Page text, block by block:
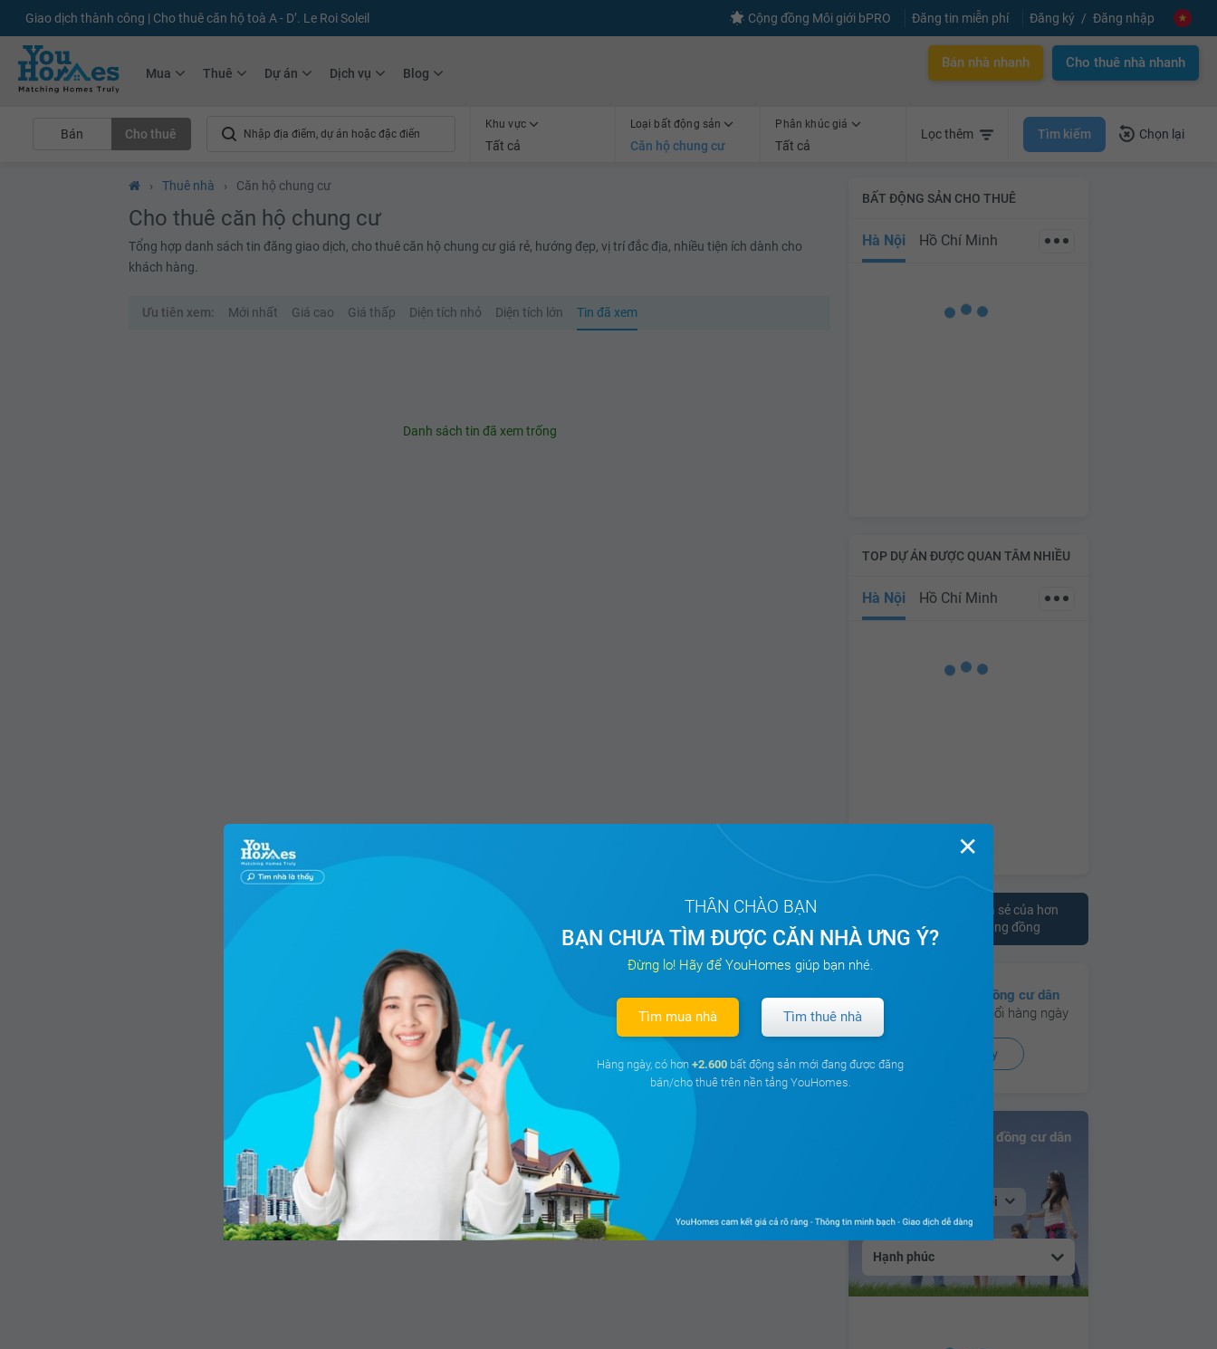
Giao dịch thành công | Cho thuê căn hộ toà A - D’. Le Roi Soleil Cộng đồng Môi giới bPRO Đăng tin miễn phí Đăng ký Đăng nhập
Mua Thuê Dự án Dịch vụ Blog
Bán nhà nhanh Cho thuê nhà nhanh
Bán Cho thuê
Khu vực
Tất cả
Loại bất động sản
Căn hộ chung cư
Phân khúc giá
Tất cả
Lọc thêm Tìm kiếm Chọn lại
› Thuê nhà › Căn hộ chung cư
Cho thuê căn hộ chung cư
Tổng hợp danh sách tin đăng giao dịch, cho thuê căn hộ chung cư giá rẻ, hướng đẹp, vị trí đắc địa, nhiều tiện ích dành cho
khách hàng.
Ưu tiên xem: Mới nhất Giá cao Giá thấp Diện tích nhỏ Diện tích lớn Tin đã xem
Danh sách tin đã xem trống
BẤT ĐỘNG SẢN CHO THUÊ
Hà Nội Hồ Chí Minh
TOP DỰ ÁN ĐƯỢC QUAN TÂM NHIỀU
Hà Nội Hồ Chí Minh
Tham khảo ý kiến chia sẻ của hơn
10.000 cư dân trên cộng đồng
Có hơn
130 cộng đồng cư dân
đang hoạt động sôi nổi hàng ngày
Xem ngay
Bảng xếp hạng Cộng đồng cư dân
Tại Hà Nội
Hạnh phúc
✕
THÂN CHÀO BẠN
BẠN CHƯA TÌM ĐƯỢC CĂN NHÀ ƯNG Ý?
Đừng lo! Hãy để YouHomes giúp bạn nhé.
Tìm mua nhà Tìm thuê nhà
Hàng ngày, có hơn +2.600 bất động sản mới đang được đăng
bán/cho thuê trên nền tảng YouHomes.